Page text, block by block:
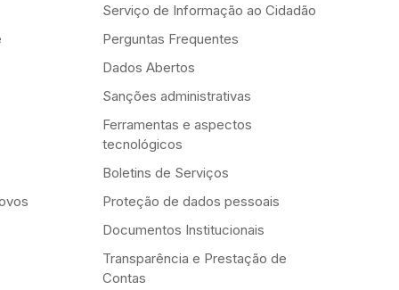
Serviço de Informação ao Cidadão
Perguntas Frequentes
Dados Abertos
Sanções administrativas
Ferramentas e aspectos
tecnológicos
Boletins de Serviços
Proteção de dados pessoais
Documentos Institucionais
Transparência e Prestação de
Contas